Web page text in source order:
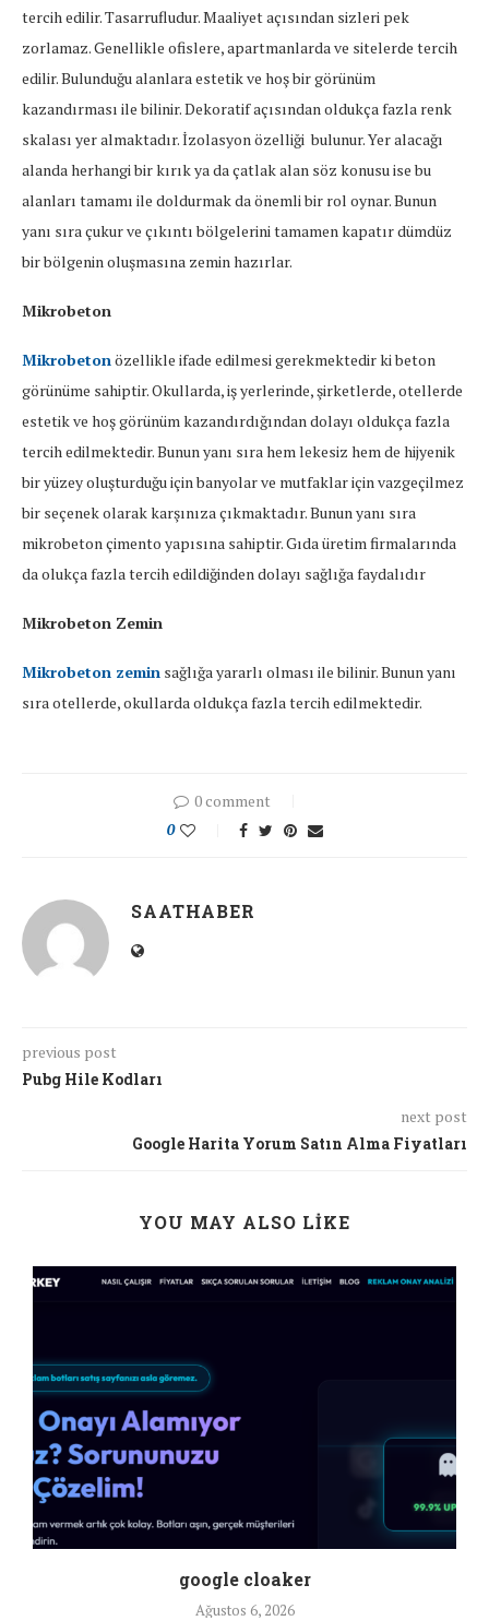
tercih edilir. Tasarrufludur. Maaliyet açısından sizleri pek
zorlamaz. Genellikle ofislere, apartmanlarda ve sitelerde tercih
edilir. Bulunduğu alanlara estetik ve hoş bir görünüm
kazandırması ile bilinir. Dekoratif açısından oldukça fazla renk
skalası yer almaktadır. İzolasyon özelliği bulunur. Yer alacağı
alanda herhangi bir kırık ya da çatlak alan söz konusu ise bu
alanları tamamı ile doldurmak da önemli bir rol oynar. Bunun
yanı sıra çukur ve çıkıntı bölgelerini tamamen kapatır dümdüz
bir bölgenin oluşmasına zemin hazırlar.
Mikrobeton
Mikrobetonözellikle ifade edilmesi gerekmektedir ki beton
görünüme sahiptir. Okullarda, iş yerlerinde, şirketlerde, otellerde
estetik ve hoş görünüm kazandırdığından dolayı oldukça fazla
tercih edilmektedir. Bunun yanı sıra hem lekesiz hem de hijyenik
bir yüzey oluşturduğu için banyolar ve mutfaklar için vazgeçilmez
bir seçenek olarak karşınıza çıkmaktadır. Bunun yanı sıra
mikrobeton çimento yapısına sahiptir. Gıda üretim firmalarında
da olukça fazla tercih edildiğinden dolayı sağlığa faydalıdır
Mikrobeton Zemin
Mikrobeton zemin sağlığa yararlı olması ile bilinir. Bunun yanı
sıra otellerde, okullarda oldukça fazla tercih edilmektedir.
0 comment
0
SAATHABER
previous post
Pubg Hile Kodları
next post
Google Harita Yorum Satın Alma Fiyatları
YOU MAY ALSO LIKE
google cloaker
Ağustos 6, 2026